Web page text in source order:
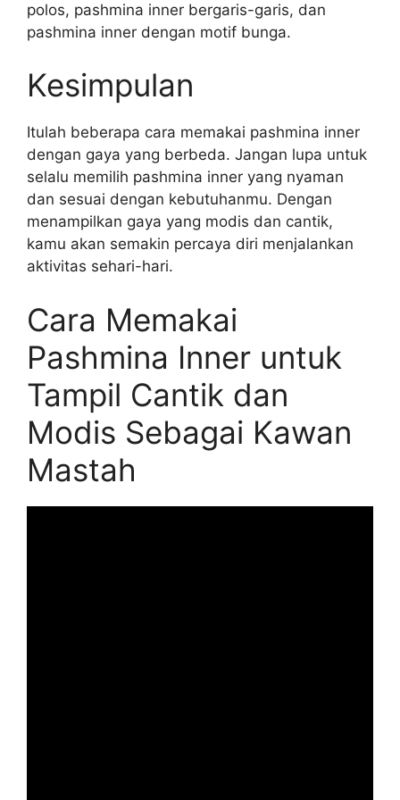
polos, pashmina inner bergaris-garis, dan
pashmina inner dengan motif bunga.
Kesimpulan
Itulah beberapa cara memakai pashmina inner
dengan gaya yang berbeda. Jangan lupa untuk
selalu memilih pashmina inner yang nyaman
dan sesuai dengan kebutuhanmu. Dengan
menampilkan gaya yang modis dan cantik,
kamu akan semakin percaya diri menjalankan
aktivitas sehari-hari.
Cara Memakai
Pashmina Inner untuk
Tampil Cantik dan
Modis Sebagai Kawan
Mastah